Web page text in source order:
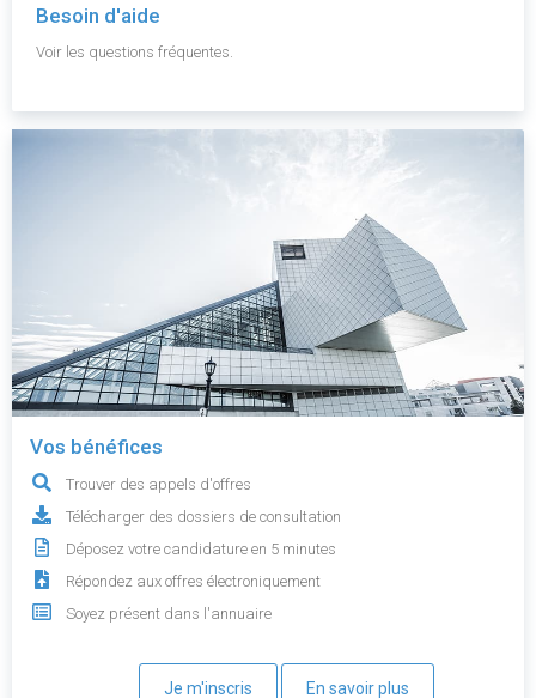
Besoin d'aide
Voir les questions fréquentes.
Vos bénéfices
Trouver des appels d'offres
Télécharger des dossiers de consultation
Déposez votre candidature en 5 minutes
Répondez aux offres électroniquement
Soyez présent dans l'annuaire
Je m'inscris En savoir plus